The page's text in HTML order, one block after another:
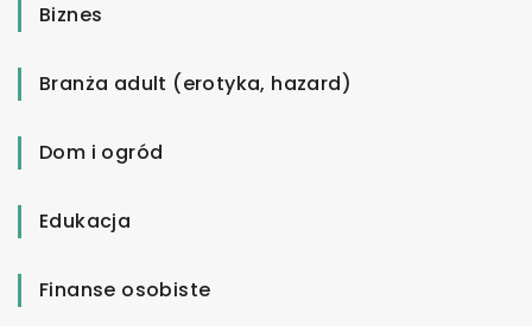
Biznes
Branża adult (erotyka, hazard)
Dom i ogród
Edukacja
Finanse osobiste